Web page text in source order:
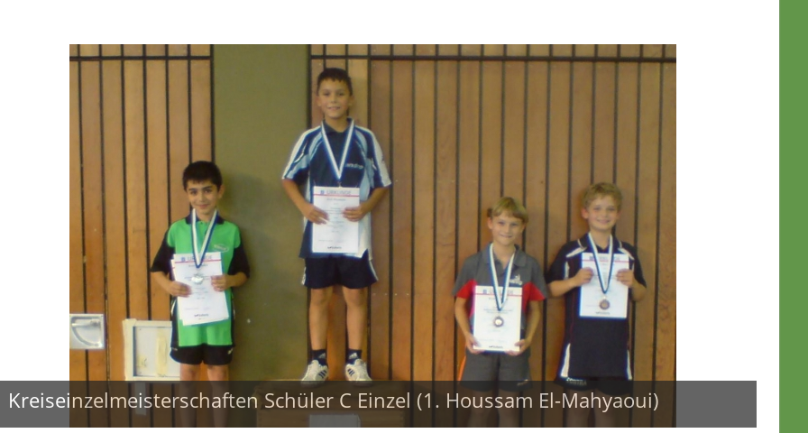
Kreiseinzelmeisterschaften Schüler C Einzel (1. Houssam El-Mahyaoui)